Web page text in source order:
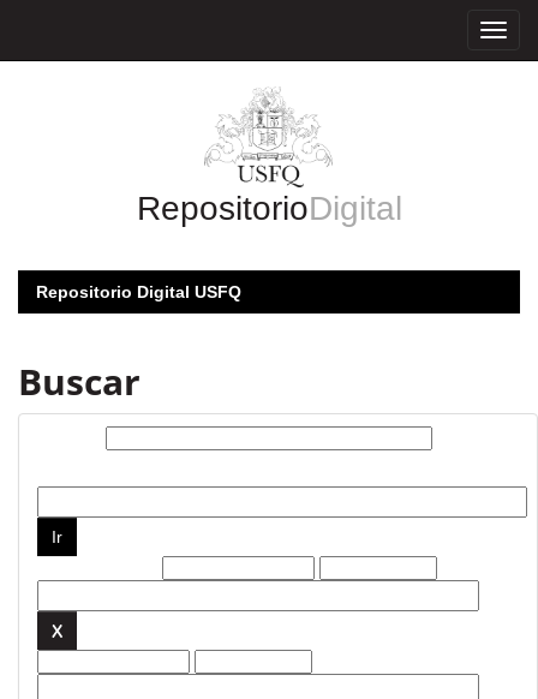
RepositorioDigital
Repositorio Digital USFQ
Buscar